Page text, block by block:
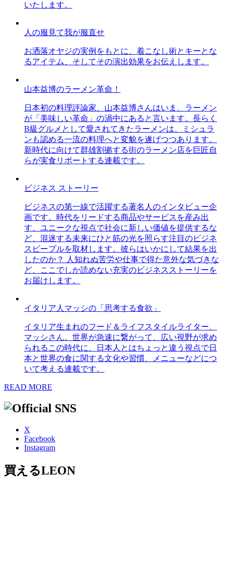
いたします。
人の服見て我が服直せ
お洒落オヤジの実例をもとに、着こなし術とキーとな
るアイテム、そしてその演出効果をお伝えします。
山本益博のラーメン革命！
日本初の料理評論家、山本益博さんはいま、ラーメン
が「美味しい革命」の渦中にあると言います。長らく
B級グルメとして愛されてきたラーメンは、ミシュラ
ンも認める一流の料理へと変貌を遂げつつあります。
新時代に向けて群雄割拠する街のラーメン店を巨匠自
らが実食リポートする連載です。
ビジネス ストーリー
ビジネスの第一線で活躍する著名人のインタビュー企
画です。時代をリードする商品やサービスを産み出
す、ユニークな視点で社会に新しい価値を提供するな
ど、混迷する未来にひと筋の光を照らす注目のビジネ
スピープルを取材します。彼らはいかにして結果を出
したのか？ 人知れぬ苦労や仕事で得た意外な気づきな
ど、ここでしか読めない充実のビジネスストーリーを
お届けします。
イタリア人マッシの「思考する食欲」
イタリア生まれのフード＆ライフスタイルライター、
マッシさん。世界が急速に繋がって、広い視野が求め
られるこの時代に、日本人とはちょっと違う視点で日
本と世界の食に関する文化や習慣、メニューなどにつ
いて考える連載です。
READ MORE
X
Facebook
Instagram
買えるLEON